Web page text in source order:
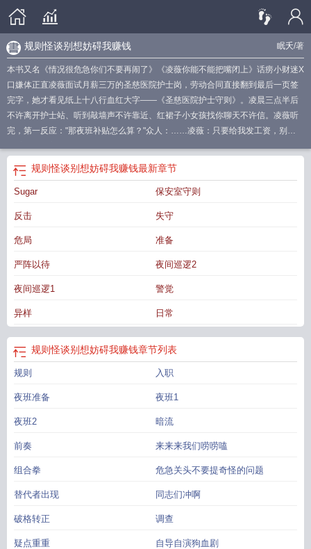
眠夭/著
规则怪谈别想妨碍我赚钱
本书又名《情况很危急你们不要再闹了》《凌薇你能不能把嘴闭上》话痨小财迷X
口嫌体正直凌薇面试月薪三万的圣慈医院护士岗，劳动合同直接翻到最后一页签
完字，她才看见纸上十八行血红大字——《圣慈医院护士守则》。凌晨三点半后
不许离开护士站、听到敲墙声不许靠近、红裙子小女孩找你聊天不许信。凌薇听
完，第一反应："那夜班补贴怎么算？"众人：……凌薇：只要给我发工资，别
子。谢十九心里感慨先人的智慧。结果凌薇来了句："封了十年居然还有电。""它
不是电池——""我知道我知道，魔法太阳能嘛。这要是能量产，充电宝行业得全军
覆没。"谢十九差点吐了口老血。凌薇可以跟人人唯恐避之不及的替代者畅聊："你
指开始数。"替我上夜班。三班倒。一周五个。每班十二小时。月底做护理记录汇
总。季度考核。年度述职。应付院感检查。整理试剂库存。跟护士长汇报病历
人人都不想工作。哪像我，三万元一声令下，我老奴当牛做马！”
则怪谈请勿违规
规则怪谈让我们一起发癫我想听规则怪谈
上传网站
规则怪谈别想妨碍我赚钱最新章节
Sugar 保安室守则
反击 失守
危局 准备
严阵以待 夜间巡逻2
夜间巡逻1 警觉
异样 日常
规则怪谈别想妨碍我赚钱章节列表
规则 入职
夜班准备 夜班1
夜班2 暗流
前奏 来来来我们唠唠嗑
组合拳 危急关头不要提奇怪的问题
替代者出现 同志们冲啊
破格转正 调查
疑点重重 自导自演狗血剧